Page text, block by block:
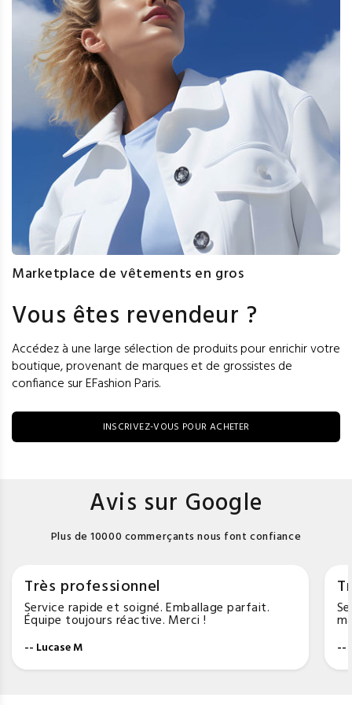
Marketplace de vêtements en gros
Vous êtes revendeur ?
Accédez à une large sélection de produits pour enrichir votre
boutique, provenant de marques et de grossistes de
confiance sur EFashion Paris.
INSCRIVEZ-VOUS POUR ACHETER
Avis sur Google
Plus de 10000 commerçants nous font confiance
Très professionnel
Service rapide et soigné. Emballage parfait.
Équipe toujours réactive. Merci !
-- Lucase M --